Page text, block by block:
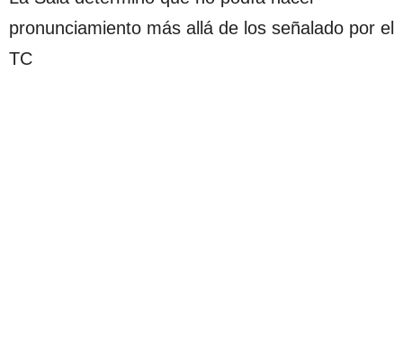
pronunciamiento más allá de los señalado por el
TC